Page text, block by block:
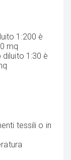
1:200 è
mq
1:30 è
tessili o in